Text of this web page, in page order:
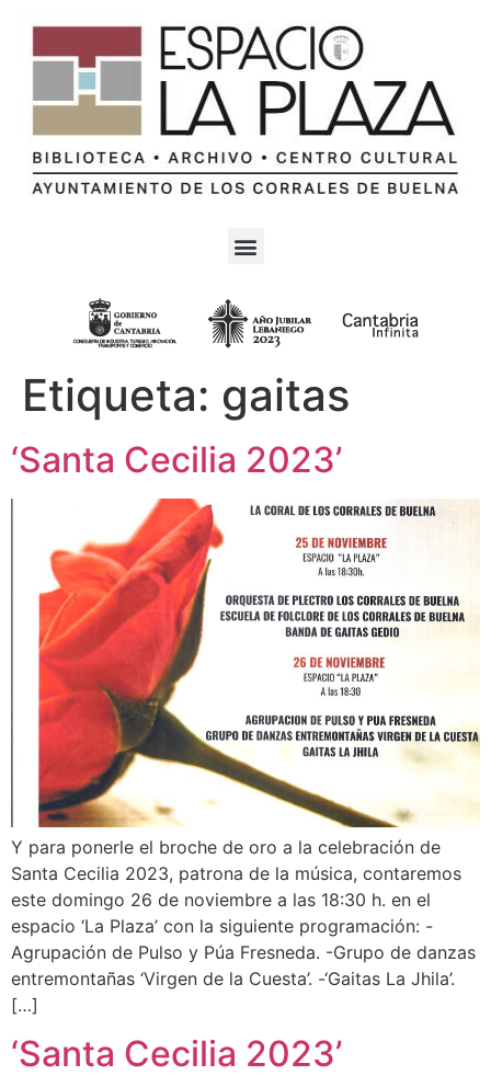
Etiqueta: gaitas
‘Santa Cecilia 2023’
Y para ponerle el broche de oro a la celebración de
Santa Cecilia 2023, patrona de la música, contaremos
este domingo 26 de noviembre a las 18:30 h. en el
espacio ‘La Plaza’ con la siguiente programación: -
Agrupación de Pulso y Púa Fresneda. -Grupo de danzas
entremontañas ‘Virgen de la Cuesta’. -‘Gaitas La Jhila’.
[…]
‘Santa Cecilia 2023’